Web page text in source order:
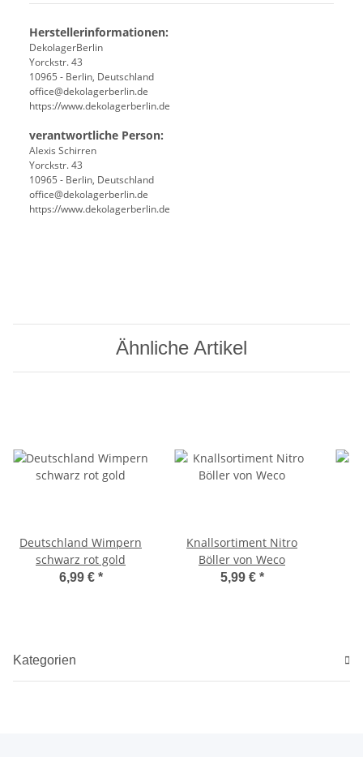
Herstellerinformationen:
DekolagerBerlin
Yorckstr. 43
10965 - Berlin, Deutschland
office@dekolagerberlin.de
https://www.dekolagerberlin.de
verantwortliche Person:
Alexis Schirren
Yorckstr. 43
10965 - Berlin, Deutschland
office@dekolagerberlin.de
https://www.dekolagerberlin.de
Ähnliche Artikel
Deutschland Wimpern
schwarz rot gold
6,99 € *
Knallsortiment Nitro
Böller von Weco
5,99 € *
Kategorien